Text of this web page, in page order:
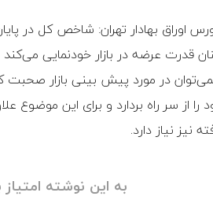
قدرت عرضه در بازار خودنمایی می‌کند
در مورد پیش بینی بازار
از سر راه بردارد و برای این موضوع
نیز نیاز دارد.
به این نوشته